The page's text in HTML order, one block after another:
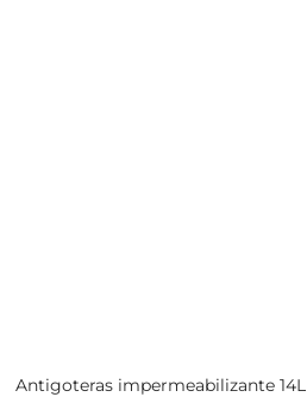
Antigoteras impermeabilizante 14L